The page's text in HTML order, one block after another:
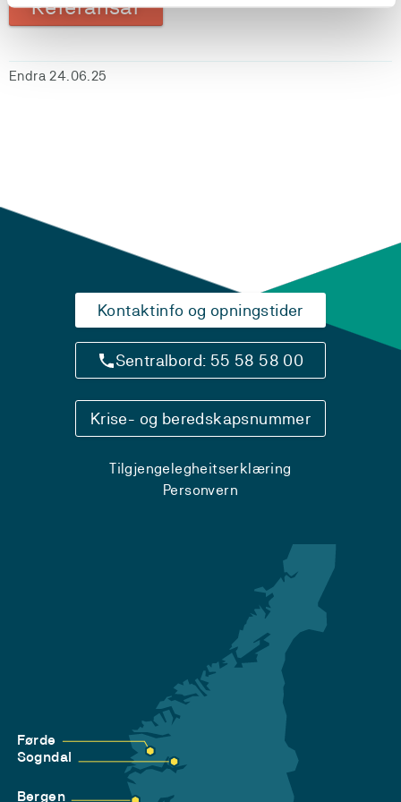
Referansar
Endra 24.06.25
Kontaktinfo og opningstider
Sentralbord: 55 58 58 00
Krise- og beredskapsnummer
Tilgjengelegheitserklæring
Personvern
Førde
Sogndal
Bergen